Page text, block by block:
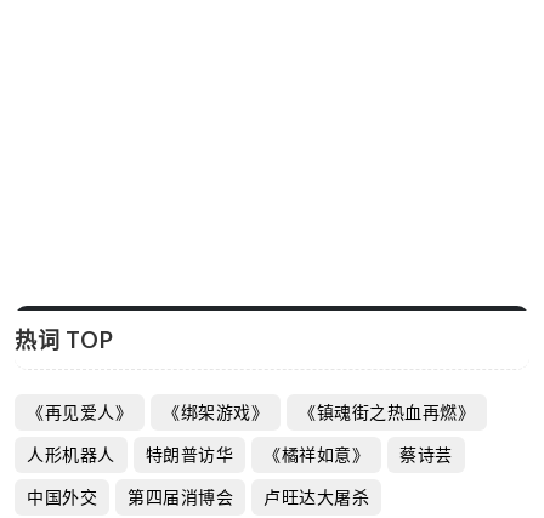
热词 TOP
《再见爱人》 《绑架游戏》 《镇魂街之热血再燃》
人形机器人 特朗普访华 《橘祥如意》 蔡诗芸
中国外交 第四届消博会 卢旺达大屠杀